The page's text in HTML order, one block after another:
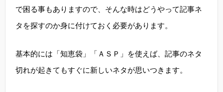
で困る事もありますので、そんな時はどうやって記事ネ
タを探すのか身に付けておく必要があります。
基本的には「知恵袋」「ＡＳＰ」を使えば、記事のネタ
切れが起きてもすぐに新しいネタが思いつきます。